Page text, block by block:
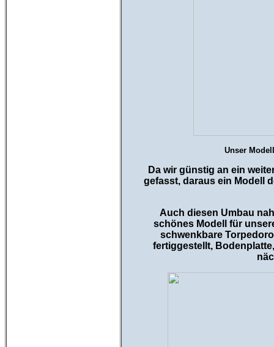
Unser
Da wir günstig an ein
gefasst, daraus ein Modell
Auch diesen Umbau
schönes Modell für
schwenkbare
fertiggestellt,